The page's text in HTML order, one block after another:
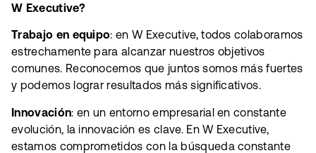
W Executive?
Trabajo en equipo: en W Executive, todos colaboramos
estrechamente para alcanzar nuestros objetivos
comunes. Reconocemos que juntos somos más fuertes
y podemos lograr resultados más significativos.
Innovación: en un entorno empresarial en constante
evolución, la innovación es clave. En W Executive,
estamos comprometidos con la búsqueda constante